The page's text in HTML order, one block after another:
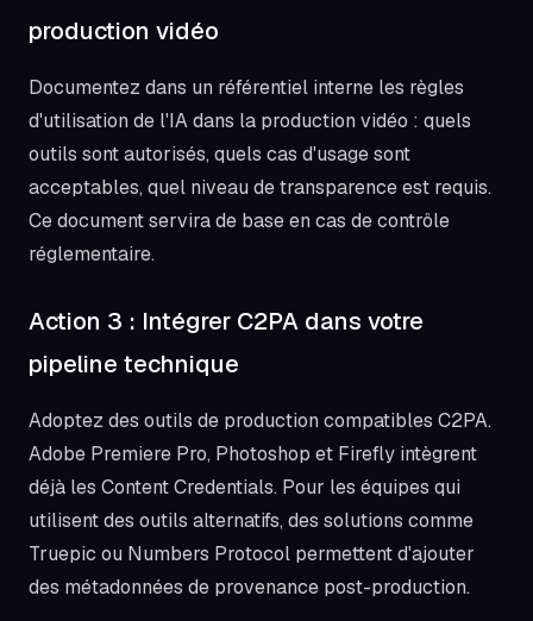
production vidéo
Documentez dans un référentiel interne les règles
d'utilisation de l'IA dans la production vidéo : quels
outils sont autorisés, quels cas d'usage sont
acceptables, quel niveau de transparence est requis.
Ce document servira de base en cas de contrôle
réglementaire.
Action 3 : Intégrer C2PA dans votre
pipeline technique
Adoptez des outils de production compatibles C2PA.
Adobe Premiere Pro, Photoshop et Firefly intègrent
déjà les Content Credentials. Pour les équipes qui
utilisent des outils alternatifs, des solutions comme
Truepic ou Numbers Protocol permettent d'ajouter
des métadonnées de provenance post-production.